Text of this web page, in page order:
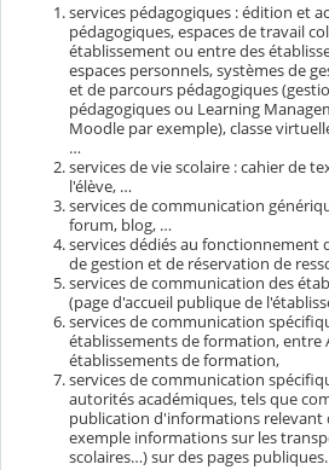
services pédagogiques : édition et
pédagogiques, espaces de travail
établissement ou entre des
espaces personnels, systèmes de
et de parcours pédagogiques
pédagogiques ou Learning
Moodle par exemple), classe
…
services de vie scolaire : cahier de
l'élève, …
services de communication
forum, blog, …
services dédiés au fonctionnement
de gestion et de réservation de
services de communication des
(page d'accueil publique de
services de communication
établissements de formation, entre
établissements de formation,
services de communication
autorités académiques, tels que
publication d'informations relevant
exemple informations sur les
scolaires…) sur des pages publiques.